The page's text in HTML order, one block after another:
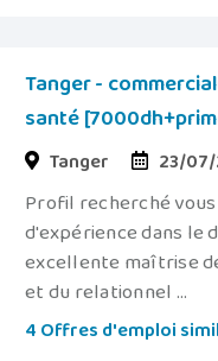
Tanger -
santé
Tanger 23/
Profil recherché vous
d'expérience dans le
excellente maîtrise
et du relationnel ...
4 Offres d'emploi